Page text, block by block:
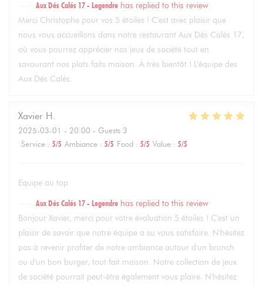
Aux Dés Calés 17 - Legendre has replied to this review
Merci Christophe pour vos 5 étoiles ! C'est avec plaisir que
nous vous accueillons dans notre restaurant Aux Dés Calés 17,
où vous pourrez apprécier nos jeux de société tout en
savourant nos plats faits maison. À très bientôt ! L'équipe des
Aux Dés Calés.
Xavier H
2025-03-01 - 20:00 - Guests 3
Service : 5/5 Ambiance : 5/5 Food : 5/5 Value : 5/5
Equipe au top
Aux Dés Calés 17 - Legendre has replied to this review
Bonjour Xavier, merci pour votre évaluation 5 étoiles ! C'est un
plaisir de savoir que notre équipe a su vous satisfaire. N'hésitez
pas à revenir profiter de notre ambiance autour d'un brunch
ou d'un bon burger, tout fait maison. Notre collection de jeux
de société pourrait peut-être également vous plaire. N'hésitez